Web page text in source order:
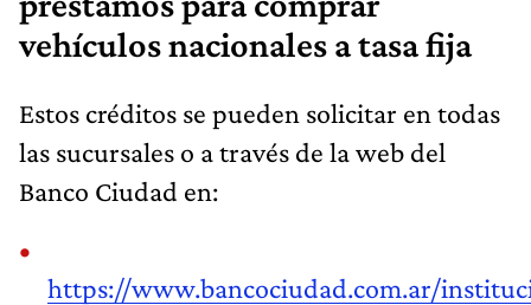
vehículos nacionales a tasa fija
Estos créditos se pueden solicitar en todas
las sucursales o a través de la web del
Banco Ciudad en:
https://www.bancociudad.com.ar/